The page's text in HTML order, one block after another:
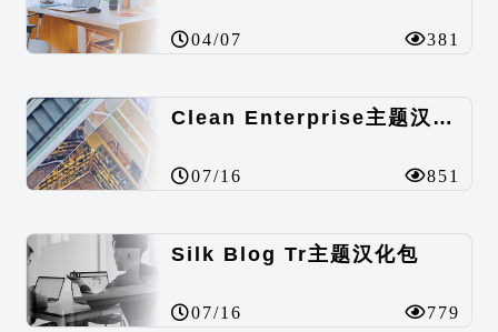
04/07 381
Clean Enterprise主题汉化包
07/16 851
Silk Blog Tr主题汉化包
07/16 779